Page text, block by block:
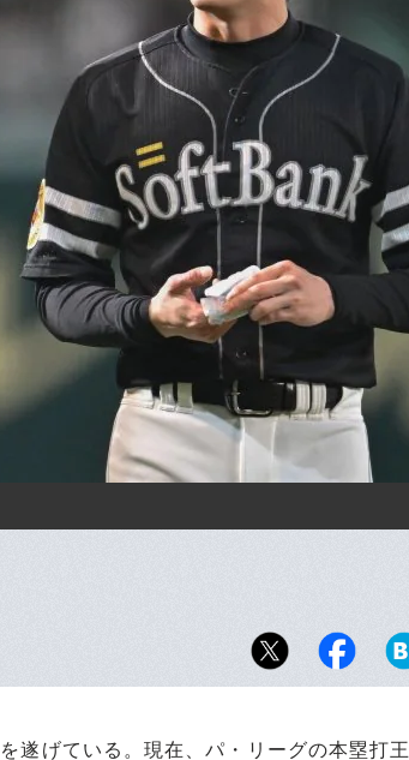
遂げている。現在、パ・リーグの本塁打王